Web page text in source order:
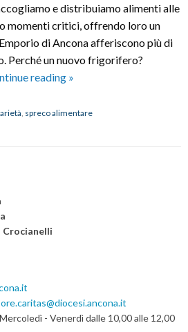
e distribuiamo alimenti alle
momenti critici, offrendo loro un
di Ancona afferiscono più di
Perché un nuovo frigorifero?
reading UN
PER
»
spreco alimentare
- Venerdì dalle 10,00 alle 12,00